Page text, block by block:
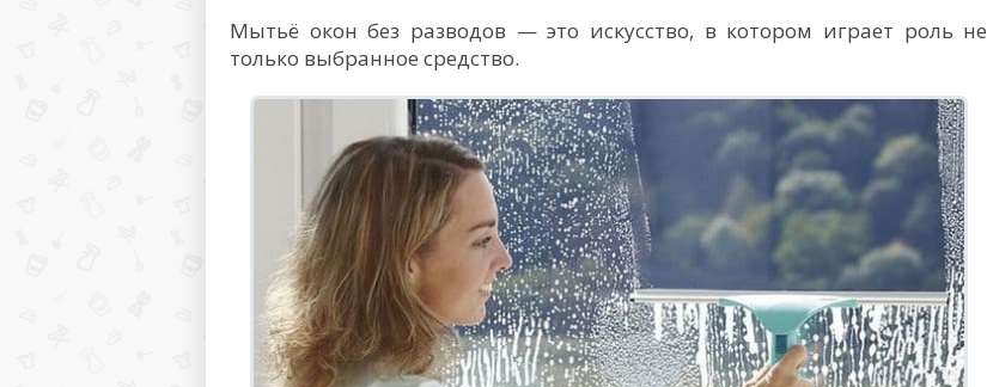
Мытьё окон без разводов — это искусство, в котором играет роль не
только выбранное средство.